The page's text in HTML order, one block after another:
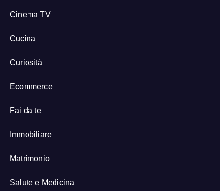
Cinema TV
Cucina
Curiosità
Ecommerce
Fai da te
Immobiliare
Matrimonio
Salute e Medicina